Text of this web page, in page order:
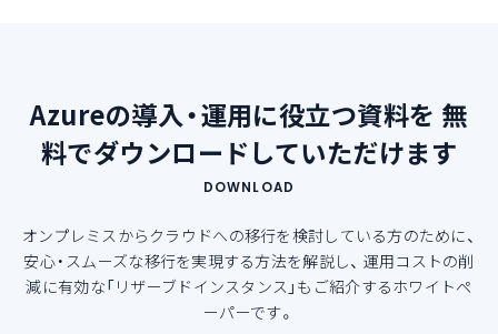
Azureの導入・運用に役立つ資料を 無
料でダウンロードしていただけます
DOWNLOAD
オンプレミスからクラウドへの移行を検討している方のために、
安心・スムーズな移行を実現する方法を解説し、 運用コストの削
減に有効な「リザーブドインスタンス」もご紹介するホワイトペ
ーパーです。